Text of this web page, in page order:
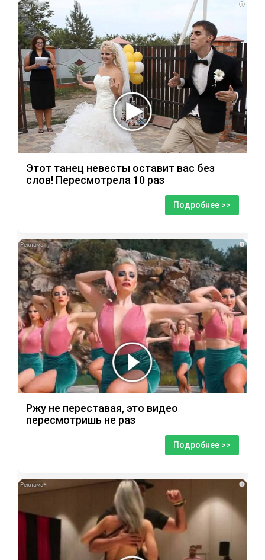
i
Этот танец невесты оставит вас без
слов! Пересмотрела 10 раз
Подробнее >>
i
Ржу не переставая, это видео
пересмотришь не раз
Подробнее >>
i